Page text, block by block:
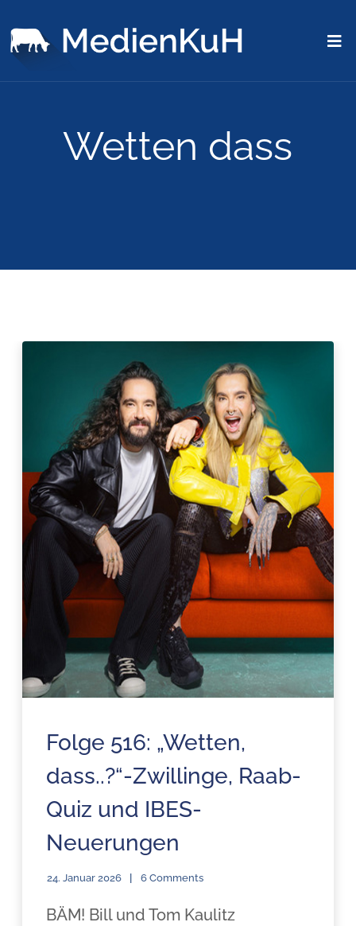
Wetten dass
Folge 516: „Wetten,
dass..?“-Zwillinge, Raab-
Quiz und IBES-
Neuerungen
24. Januar 2026 6 Comments
BÄM! Bill und Tom Kaulitz